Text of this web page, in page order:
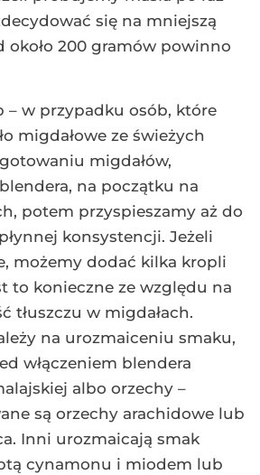
się na mniejszą
około 200 gramów powinno
– w przypadku osób, które
migdałowe ze świeżych
migdałów,
na początku na
potem przyspieszamy aż do
konsystencji. Jeżeli
możemy dodać kilka kropli
to konieczne ze względu na
tłuszczu w migdałach.
na urozmaiceniu smaku,
włączeniem blendera
albo orzechy –
są orzechy arachidowe lub
Inni urozmaicają smak
cynamonu i miodem lub